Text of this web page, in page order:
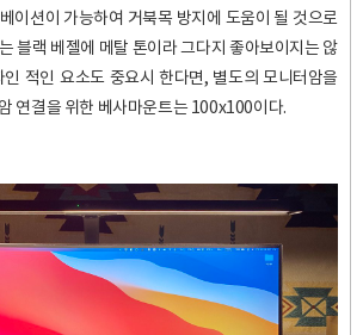
이션이 가능하여 거북목 방지에 도움이 될 것으로
블랙 베젤에 메탈 톤이라 그다지 좋아보이지는 않
적인 요소도 중요시 한다면, 별도의 모니터암을
연결을 위한 베사마운트는 100x100이다.